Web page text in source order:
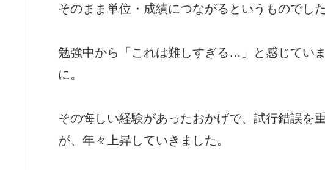
そのまま単位・成績につながるというものでした
勉強中から「これは難しすぎる…」と感じてい
に。
その悔しい経験があったおかげで、試行錯誤を
が、年々上昇していきました。